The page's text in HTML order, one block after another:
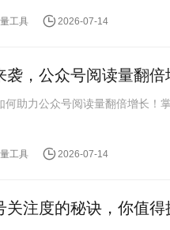
工具 2026-07-14
袭，公众号阅读量翻倍
何助力公众号阅读量翻倍增长！
工具 2026-07-14
关注度的秘诀，你值得